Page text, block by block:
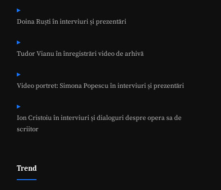
Doina Ruști în interviuri și prezentări
Tudor Vianu în înregistrări video de arhivă
Video portret: Simona Popescu în interviuri și prezentări
Ion Cristoiu în interviuri și dialoguri despre opera sa de
scriitor
Trend